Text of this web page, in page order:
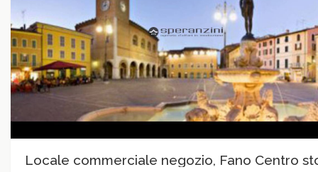
Locale commerciale negozio, Fano Centro